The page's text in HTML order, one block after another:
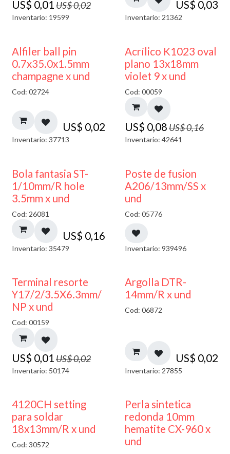
US$ 0,01US$0,02
Inventario: 19599
US$ 0,03
Inventario: 21362
Alfiler ball pin
0.7x35.0x1.5mm
champagne x und
Cod: 02724
US$ 0,02
Inventario: 37713
50% DESCUENTO
Acrílico K1023 oval
plano 13x18mm
violet 9 x und
Cod: 00059
US$ 0,08US$0,16
Inventario: 42641
Bola fantasia ST-
1/10mm/R hole
3.5mm x und
Cod: 26081
US$ 0,16
Inventario: 35479
Poste de fusion
A206/13mm/SS x
und
Cod: 05776
Inventario: 939496
50% DESCUENTO
Terminal resorte
Y17/2/3.5X6.3mm/
NP x und
Cod: 00159
US$ 0,01 US$0,02
Inventario: 50174
Argolla DTR-
14mm/R x und
Cod: 06872
US$ 0,02
Inventario: 27855
4120CH setting
para soldar
18x13mm/R x und
Cod: 30572
Perla sintetica
redonda 10mm
hematite CX-960 x
und